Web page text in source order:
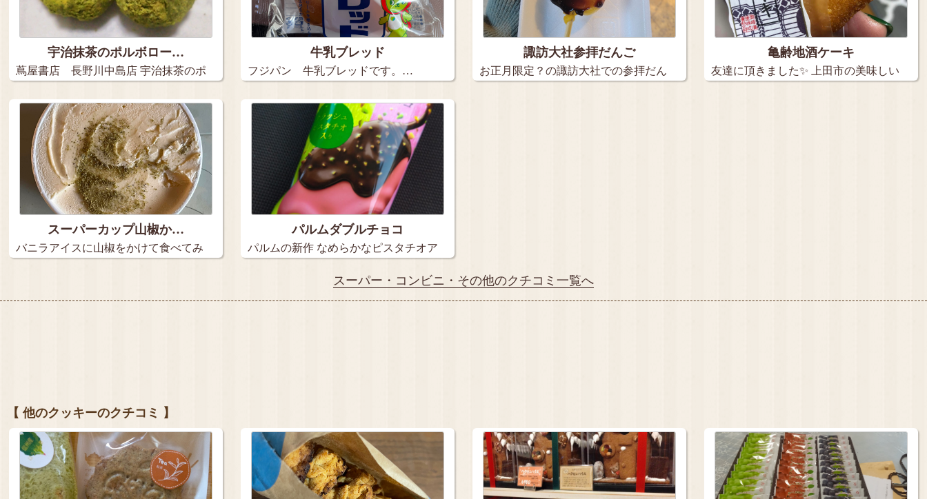
宇治抹茶のポルボロー…
蔦屋書店 長野川中島店 宇治抹茶のポ
牛乳ブレッド
フジパン 牛乳ブレッドです。…
諏訪大社参拝だんご
お正月限定？の諏訪大社での参拝だん
亀齢地酒ケーキ
友達に頂きました✨ 上田市の美味しい
スーパーカップ山椒か…
バニラアイスに山椒をかけて食べてみ
パルムダブルチョコ
パルムの新作 なめらかなピスタチオア
スーパー・コンビニ・その他のクチコミ一覧へ
【 他のクッキーのクチコミ 】